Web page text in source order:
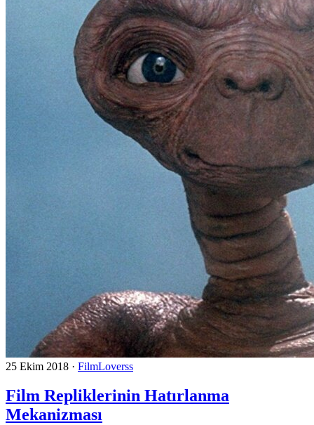
25 Ekim 2018 · FilmLoverss
Film Repliklerinin Hatırlanma
Mekanizması